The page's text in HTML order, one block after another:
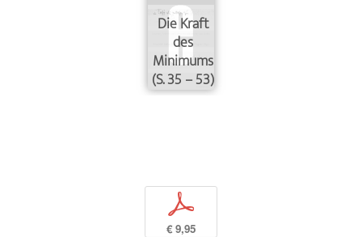
Die Kraft
des
Minimums
(S. 35 – 53)
p
€ 9,95